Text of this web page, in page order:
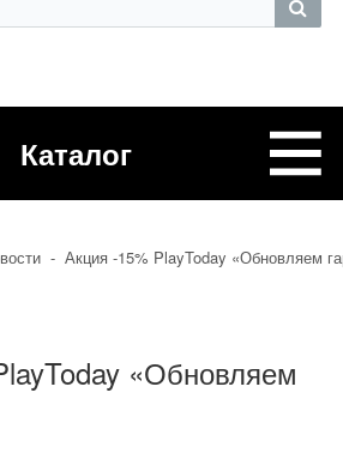
Каталог
- Акция -15% PlayToday «Обновляем
«Обновляем